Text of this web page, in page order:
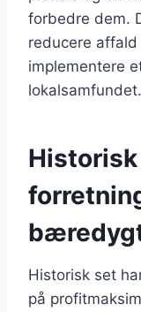
forbedre dem.
reducere
implementere
lokalsamfundet.
Historisk set
på